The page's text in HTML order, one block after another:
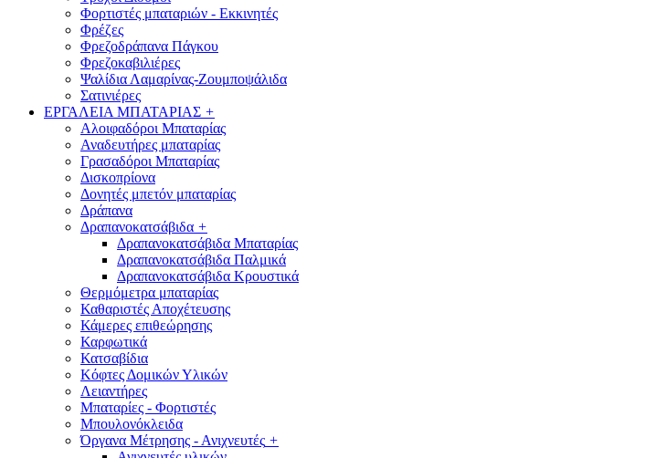
Φορτιστές μπαταριών - Εκκινητές
Φρέζες
Φρεζοδράπανα Πάγκου
Φρεζοκαβιλιέρες
Ψαλίδια Λαμαρίνας-Ζουμποψάλιδα
Σατινιέρες
ΕΡΓΑΛΕΙΑ ΜΠΑΤΑΡΙΑΣ +
Αλοιφαδόροι Μπαταρίας
Αναδευτήρες μπαταρίας
Γρασαδόροι Μπαταρίας
Δισκοπρίονα
Δονητές μπετόν μπαταρίας
Δράπανα
Δραπανοκατσάβιδα +
Δραπανοκατσάβιδα Μπαταρίας
Δραπανοκατσάβιδα Παλμικά
Δραπανοκατσάβιδα Κρουστικά
Θερμόμετρα μπαταρίας
Καθαριστές Αποχέτευσης
Κάμερες επιθεώρησης
Καρφωτικά
Κατσαβίδια
Κόφτες Δομικών Υλικών
Λειαντήρες
Μπαταρίες - Φορτιστές
Μπουλονόκλειδα
Όργανα Μέτρησης - Ανιχνευτές +